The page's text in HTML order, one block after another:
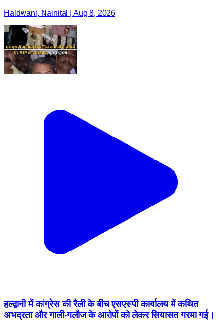
Haldwani, Nainital | Aug 8, 2026
हल्द्वानी में कांग्रेस की रैली के बीच एसएसपी कार्यालय में कथित
अभद्रता और गाली-गलौज के आरोपों को लेकर सियासत गरमा गई।